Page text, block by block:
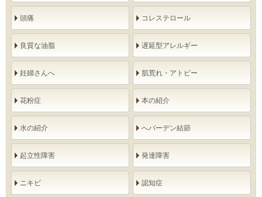
頭痛 コレステロール
良質な油脂 遅延型アレルギー
妊婦さんへ 肌荒れ・アトピー
花粉症 本の紹介
水の紹介 へバーデン結節
起立性障害 発達障害
ニキビ 認知症